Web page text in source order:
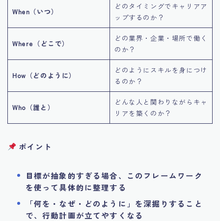
When（いつ）
どのタイミングでキャリアア
ップするのか？
Where（どこで）
どの業界・企業・場所で働く
のか？
How（どのように）
どのようにスキルを身につけ
るのか？
Who（誰と）
どんな人と関わりながらキャ
リアを築くのか？
ポイント
目標が抽象的すぎる場合、このフレームワーク
を使って具体的に整理する
「何を・なぜ・どのように」を深掘りすること
で、行動計画が立てやすくなる